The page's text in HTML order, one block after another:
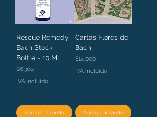
Rescue Remedy
Bach Stock
Bottle - 10 Ml.
Precio
$6.300
IVA incluido
Agregar al carrito
Cartas Flores de
Bach
Precio
$14.000
IVA incluido
Agregar al carrito